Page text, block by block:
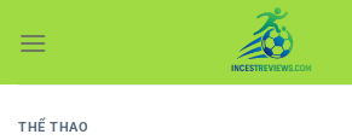
qua
THỂ THAO